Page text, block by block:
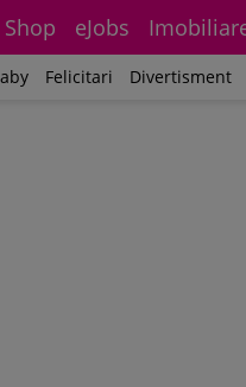
Shop eJobs
Felicitari Divertisment